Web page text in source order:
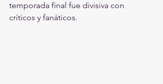
temporada final fue divisiva con
críticos y fanáticos.